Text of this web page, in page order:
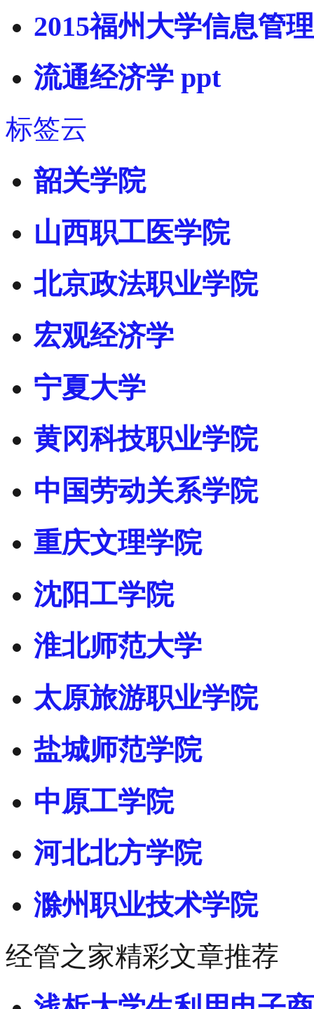
2015福州大学信息管
流通经济学 ppt
标签云
韶关学院
山西职工医学院
北京政法职业学院
宏观经济学
宁夏大学
黄冈科技职业学院
中国劳动关系学院
重庆文理学院
沈阳工学院
淮北师范大学
太原旅游职业学院
盐城师范学院
中原工学院
河北北方学院
滁州职业技术学院
经管之家精彩文章推荐